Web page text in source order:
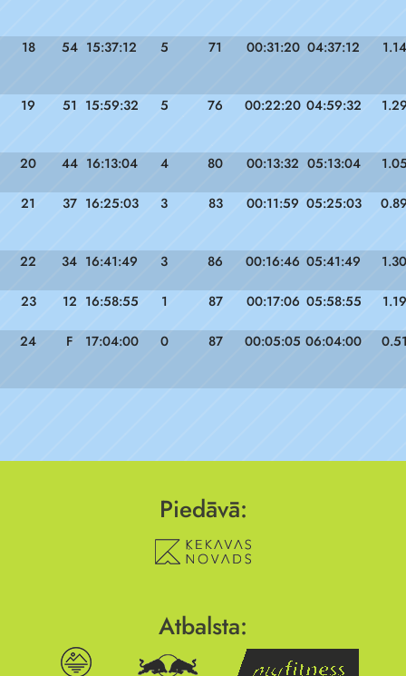
18 54 15:37:12 5 71 00:31:20 04:37:12 1.14
19 51 15:59:32 5 76 00:22:20 04:59:32
20 44 16:13:04 4 80 00:13:32 05:13:04
21 37 16:25:03 3 83 00:11:59 05:25:03
22 34 16:41:49 3 86 00:16:46 05:41:49 1.30
23 12 16:58:55 1 87 00:17:06 05:58:55 1.19
24 F 17:04:00 0 87 00:05:05 06:04:00
Piedāvā:
Atbalsta: